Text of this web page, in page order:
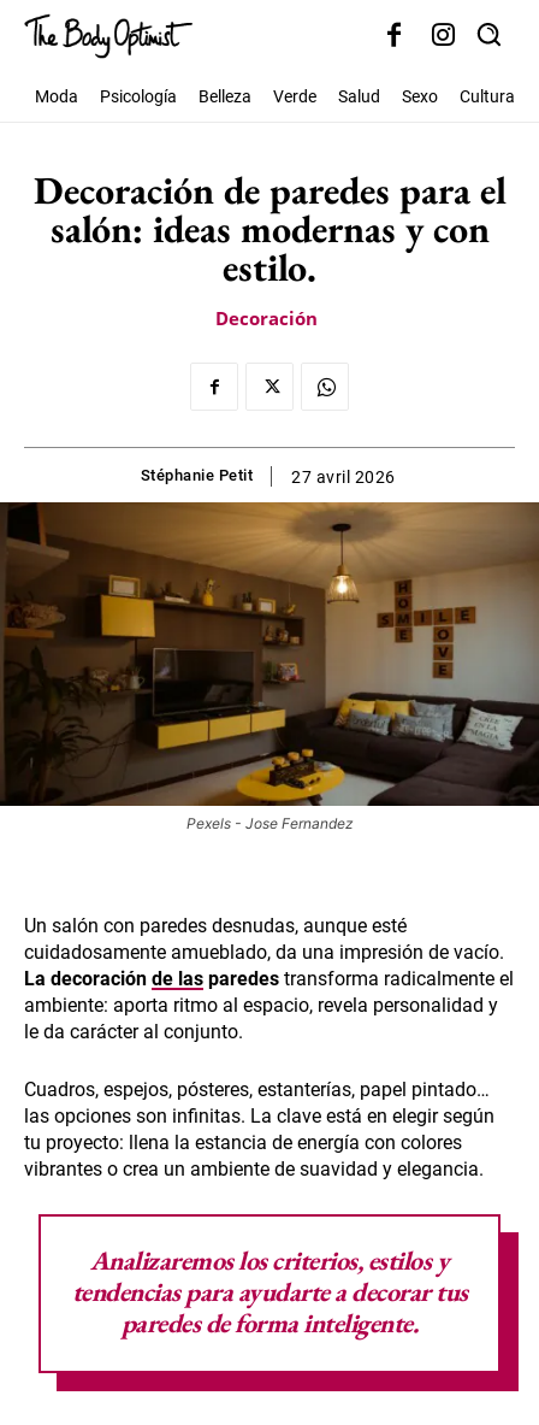
Moda Psicología Belleza Verde Salud Sexo Cultura
Decoración de paredes para el
salón: ideas modernas y con
estilo.
Decoración
Stéphanie Petit 27 avril 2026
Pexels - Jose Fernandez
Un salón con paredes desnudas, aunque esté
cuidadosamente amueblado, da una impresión de vacío.
La decoración de las paredes transforma radicalmente el
ambiente: aporta ritmo al espacio, revela personalidad y
le da carácter al conjunto.
Cuadros, espejos, pósteres, estanterías, papel pintado…
las opciones son infinitas. La clave está en elegir según
tu proyecto: llena la estancia de energía con colores
vibrantes o crea un ambiente de suavidad y elegancia.
Analizaremos los criterios, estilos y
tendencias para ayudarte a decorar tus
paredes de forma inteligente.